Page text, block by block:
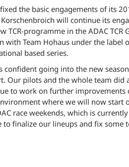
the basic engagements of its
will continue its
TCR-programme in the ADAC
with Team Hohaus under the label
based series.
going into the new
Our pilots and the whole team did
to work on further improvements
where we will now start
race weekends, which is
finalize our lineups and fix some